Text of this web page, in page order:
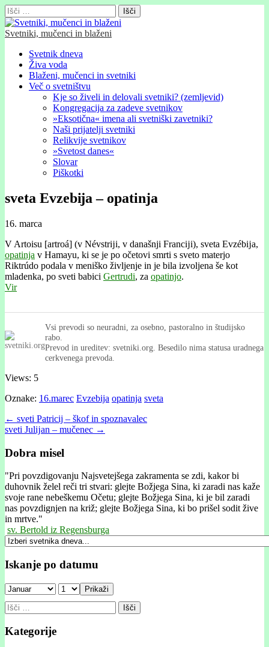
Išči:
Svetniki, mučenci in blaženi
Glavni
meni
Skip
content
Svetnik dneva
Živa voda
Blaženi, mučenci in svetniki
Več o svetništvu
Kje so živeli in delovali svetniki? (zemljevid)
Kongregacija za zadeve svetnikov
»Eksotična« imena ali svetniški zavetniki?
Naši prijatelji svetniki
Relikvije svetnikov
»Svetost danes«
Slovar
Piškotki
sveta Evzebĳa – opatinja
16. marca
V Artoisu [artroá] (v Névstrĳi, v današnji Francĳi), sveta Evzébĳa,
opatinja v Hamayu, ki se je po očetovi smrti s sveto materjo
Riktrúdo podala v meniško življenje in je bila izvoljena še kot
mladenka, po sveti babici Gertrudi, za opatinjo.
Vir
Vsi prevodi so neuradni, za osebno, pastoralno in študijsko
rabo.
Prevod in ureditev: svetniki.org. Besedilo nima statusa uradnega
cerkvenega prevoda.
Views: 5
Oznake: 16.marec Evzebija opatinja sveta
Post
navigation
← sveti Patricij – škof in spoznavalec
sveti Julĳan – mučenec →
Dobra misel
"Pri povzdigovanju Najsvetejšega zakramenta se zdi, kakor bi
duhovnik želel reči tri stvari: glejte Božjega Sina, ki zaradi nas kaže
svoje rane nebeškemu Očetu; glejte Božjega Sina, ki je bil zaradi
nas povzdignjen na križ; glejte Božjega Sina, ki bo prišel sodit žive
in mrtve."
sv. Bertold iz Regensburga
Iskanje po datumu
Prikaži
Išči:
Kategorije